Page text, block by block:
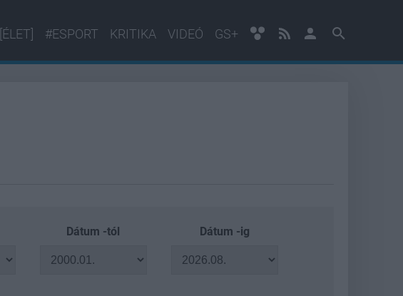
[ÉLET] #ESPORT KRITIKA VIDEÓ GS+
Dátum -tól Dátum -ig